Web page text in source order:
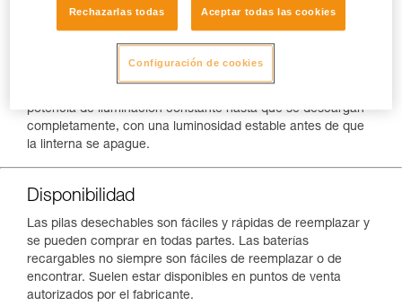
Autonomía
autonomía, a medida que se van descargando la potencia
potencia de iluminación constante hasta que se descargan
completamente, con una luminosidad estable antes de que
la linterna se apague.
Disponibilidad
Las pilas desechables son fáciles y rápidas de reemplazar y
se pueden comprar en todas partes. Las baterías
recargables no siempre son fáciles de reemplazar o de
encontrar. Suelen estar disponibles en puntos de venta
autorizados por el fabricante.
Rechazarlas todas Aceptar todas las cookies
Configuración de cookies